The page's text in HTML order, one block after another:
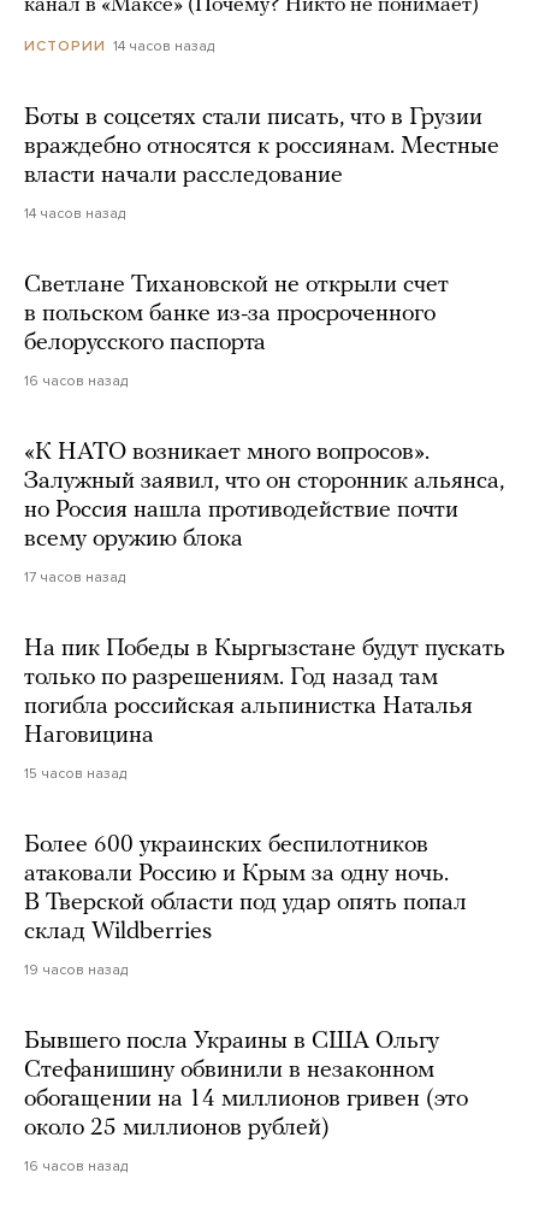
канал в «Максе» (Почему? Никто не понимает)
ИСТОРИИ 14 часов назад
Боты в соцсетях стали писать, что в Грузии
враждебно относятся к россиянам. Местные
власти начали расследование
14 часов назад
Светлане Тихановской не открыли счет
в польском банке из-за просроченного
белорусского паспорта
16 часов назад
«К НАТО возникает много вопросов».
Залужный заявил, что он сторонник альянса,
но Россия нашла противодействие почти
всему оружию блока
17 часов назад
На пик Победы в Кыргызстане будут пускать
только по разрешениям. Год назад там
погибла российская альпинистка Наталья
Наговицина
15 часов назад
Более 600 украинских беспилотников
атаковали Россию и Крым за одну ночь.
В Тверской области под удар опять попал
склад Wildberries
19 часов назад
Бывшего посла Украины в США Ольгу
Стефанишину обвинили в незаконном
обогащении на 14 миллионов гривен (это
около 25 миллионов рублей)
16 часов назад